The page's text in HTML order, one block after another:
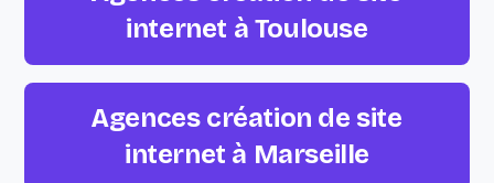
internet à Toulouse
Agences création de site
internet à Marseille